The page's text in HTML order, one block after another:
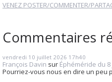
VENEZ POSTER/COMMENTER/
Commentaires
vendredi 10 juillet 2026 17h40
François Davin sur Éphéméride du
Pourriez-vous nous en dire un peu